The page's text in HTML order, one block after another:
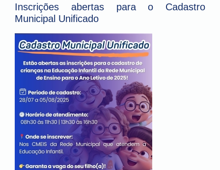
Inscrições abertas para o Cadastro
Municipal Unificado